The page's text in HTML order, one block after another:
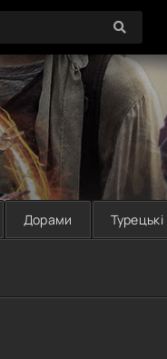
Дорами Турецькі